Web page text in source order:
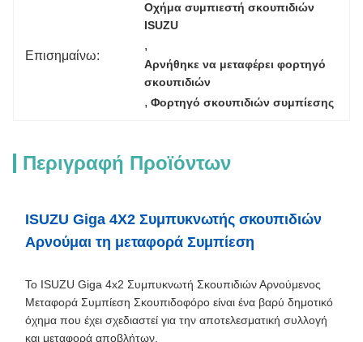
Επισημαίνω:
Οχήμα συμπιεστή σκουπιδιών
ISUZU
,
Αρνήθηκε να μεταφέρει φορτηγό
σκουπιδιών
, Φορτηγό σκουπιδιών συμπίεσης
Περιγραφή Προϊόντων
ISUZU Giga 4X2 Συμπυκνωτής σκουπιδιών
Αρνούμαι τη μεταφορά Συμπίεση
Το ISUZU Giga 4x2 Συμπυκνωτή Σκουπιδιών Αρνούμενος
Μεταφορά Συμπίεση Σκουπιδοφόρο είναι ένα βαρύ δημοτικό
όχημα που έχει σχεδιαστεί για την αποτελεσματική συλλογή
και μεταφορά αποβλήτων.